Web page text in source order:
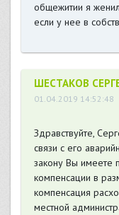
общежитии я
если у нее в
ШЕСТАКОВ
01.04.2019 14:52:48
Здравствуйте,
связи с его
закону Вы имеете
компенсации в
компенсация
местной